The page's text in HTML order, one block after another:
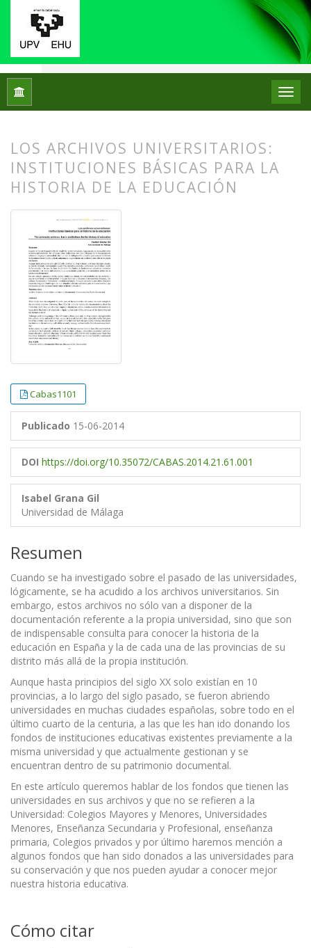
Inicio
LOS ARCHIVOS UNIVERSITARIOS:
INSTITUCIONES BÁSICAS PARA LA
HISTORIA DE LA EDUCACIÓN
Cabas1101
Publicado 15-06-2014
DOI https://doi.org/10.35072/CABAS.2014.21.61.001
Isabel Grana Gil
Universidad de Málaga
Resumen
Cuando se ha investigado sobre el pasado de las universidades,
lógicamente, se ha acudido a los archivos universitarios. Sin
embargo, estos archivos no sólo van a disponer de la
documentación referente a la propia universidad, sino que son
de indispensable consulta para conocer la historia de la
educación en España y la de cada una de las provincias de su
distrito más allá de la propia institución.
Aunque hasta principios del siglo XX solo existían en 10
provincias, a lo largo del siglo pasado, se fueron abriendo
universidades en muchas ciudades españolas, sobre todo en el
último cuarto de la centuria, a las que les han ido donando los
fondos de instituciones educativas existentes previamente a la
misma universidad y que actualmente gestionan y se
encuentran dentro de su patrimonio documental.
En este artículo queremos hablar de los fondos que tienen las
universidades en sus archivos y que no se refieren a la
Universidad: Colegios Mayores y Menores, Universidades
Menores, Enseñanza Secundaria y Profesional, enseñanza
primaria, Colegios privados y por último haremos mención a
algunos fondos que han sido donados a las universidades para
su conservación y que nos pueden ayudar a conocer mejor
nuestra historia educativa.
Cómo citar